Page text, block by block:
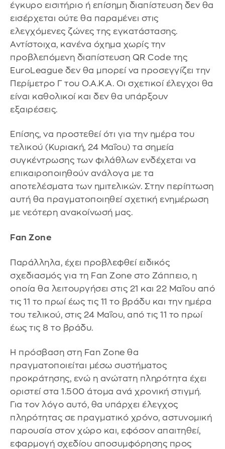
έγκυρο εισιτήριο ή επίσημη διαπίστευση δεν θα
εισέρχεται ούτε θα παραμένει στις
ελεγχόμενες ζώνες της εγκατάστασης.
Αντίστοιχα, κανένα όχημα χωρίς την
προβλεπόμενη διαπίστευση QR Code της
EuroLeague δεν θα μπορεί να προσεγγίζει την
Περίμετρο Γ του Ο.Α.Κ.Α. Οι σχετικοί έλεγχοι θα
είναι καθολικοί και δεν θα υπάρξουν
εξαιρέσεις.
Επίσης, να προστεθεί ότι για την ημέρα του
τελικού (Κυριακή, 24 Μαΐου) τα σημεία
συγκέντρωσης των φιλάθλων ενδέχεται να
επικαιροποιηθούν ανάλογα με τα
αποτελέσματα των ημιτελικών. Στην περίπτωση
αυτή θα πραγματοποιηθεί σχετική ενημέρωση
με νεότερη ανακοίνωσή μας.
Fan Zone
Παράλληλα, έχει προβλεφθεί ειδικός
σχεδιασμός για τη Fan Zone στο Ζάππειο, η
οποία θα λειτουργήσει στις 21 και 22 Μαΐου από
τις 11 το πρωί έως τις 11 το βράδυ και την ημέρα
του τελικού, στις 24 Μαΐου, από τις 11 το πρωί
έως τις 8 το βράδυ.
Η πρόσβαση στη Fan Zone θα
πραγματοποιείται μέσω συστήματος
προκράτησης, ενώ η ανώτατη πληρότητα έχει
οριστεί στα 1.500 άτομα ανά χρονική στιγμή.
Για τον λόγο αυτό, θα υπάρχει έλεγχος
πληρότητας σε πραγματικό χρόνο, αστυνομική
παρουσία στον χώρο και, εφόσον απαιτηθεί,
εφαρμογή σχεδίου αποσυμφόρησης προς